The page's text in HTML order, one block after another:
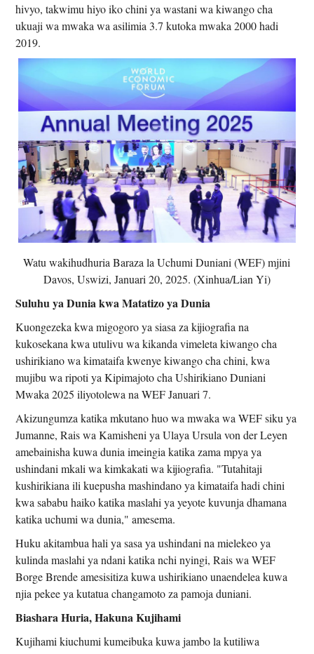
hivyo, takwimu hiyo iko chini ya wastani wa kiwango cha
ukuaji wa mwaka wa asilimia 3.7 kutoka mwaka 2000 hadi
2019.
Watu wakihudhuria Baraza la Uchumi Duniani (WEF) mjini
Davos, Uswizi, Januari 20, 2025. (Xinhua/Lian Yi)
Suluhu ya Dunia kwa Matatizo ya Dunia
Kuongezeka kwa migogoro ya siasa za kijiografia na
kukosekana kwa utulivu wa kikanda vimeleta kiwango cha
ushirikiano wa kimataifa kwenye kiwango cha chini, kwa
mujibu wa ripoti ya Kipimajoto cha Ushirikiano Duniani
Mwaka 2025 iliyotolewa na WEF Januari 7.
Akizungumza katika mkutano huo wa mwaka wa WEF siku ya
Jumanne, Rais wa Kamisheni ya Ulaya Ursula von der Leyen
amebainisha kuwa dunia imeingia katika zama mpya ya
ushindani mkali wa kimkakati wa kijiografia. "Tutahitaji
kushirikiana ili kuepusha mashindano ya kimataifa hadi chini
kwa sababu haiko katika maslahi ya yeyote kuvunja dhamana
katika uchumi wa dunia," amesema.
Huku akitambua hali ya sasa ya ushindani na mielekeo ya
kulinda maslahi ya ndani katika nchi nyingi, Rais wa WEF
Borge Brende amesisitiza kuwa ushirikiano unaendelea kuwa
njia pekee ya kutatua changamoto za pamoja duniani.
Biashara Huria, Hakuna Kujihami
Kujihami kiuchumi kumeibuka kuwa jambo la kutiliwa